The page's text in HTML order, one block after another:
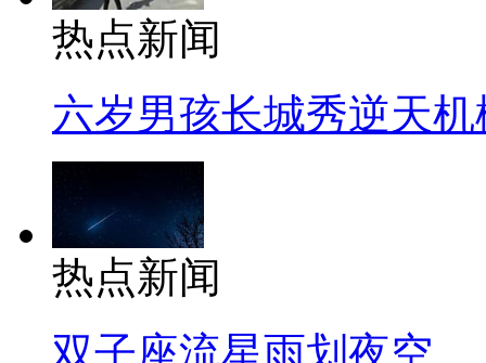
热点新闻
六岁男孩长城秀逆天机
热点新闻
双子座流星雨划夜空